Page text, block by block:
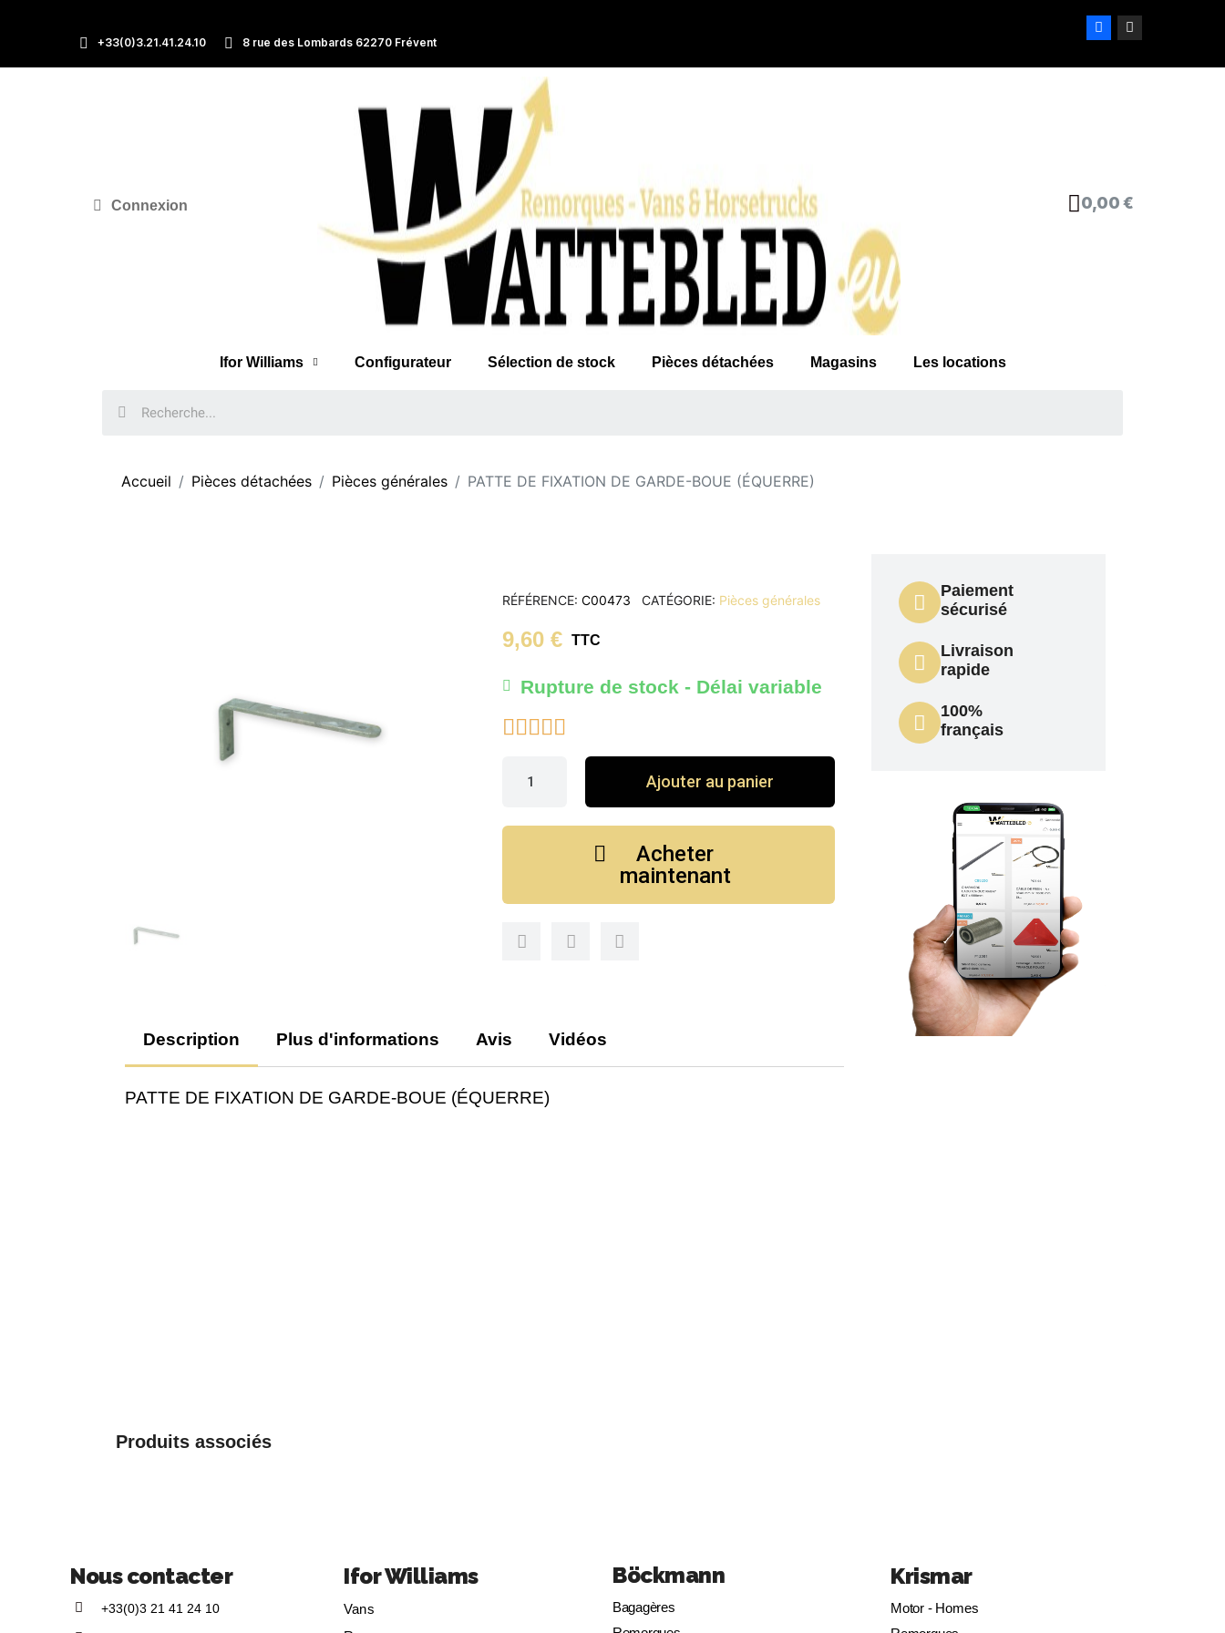
+33(0)3.21.41.24.10 8 rue des Lombards 62270 Frévent
Connexion 0,00 €
Ifor Williams Configurateur Sélection de stock Pièces détachées Magasins Les locations
Accueil Pièces détachées Pièces générales PATTE DE FIXATION DE GARDE-BOUE (ÉQUERRE)
RÉFÉRENCE C00473 CATÉGORIE Pièces générales
9,60 € TTC
Rupture de stock - Délai variable
    
Ajouter au panier
Acheter
maintenant
Description Plus d'informations Avis Vidéos
PATTE DE FIXATION DE GARDE-BOUE (ÉQUERRE)
Paiement
sécurisé
Livraison
rapide
100%
français
Produits associés
Nous contacter
+33(0)3 21 41 24 10
Ifor Williams
Vans
Böckmann
Bagagères
Krismar
Motor - Homes